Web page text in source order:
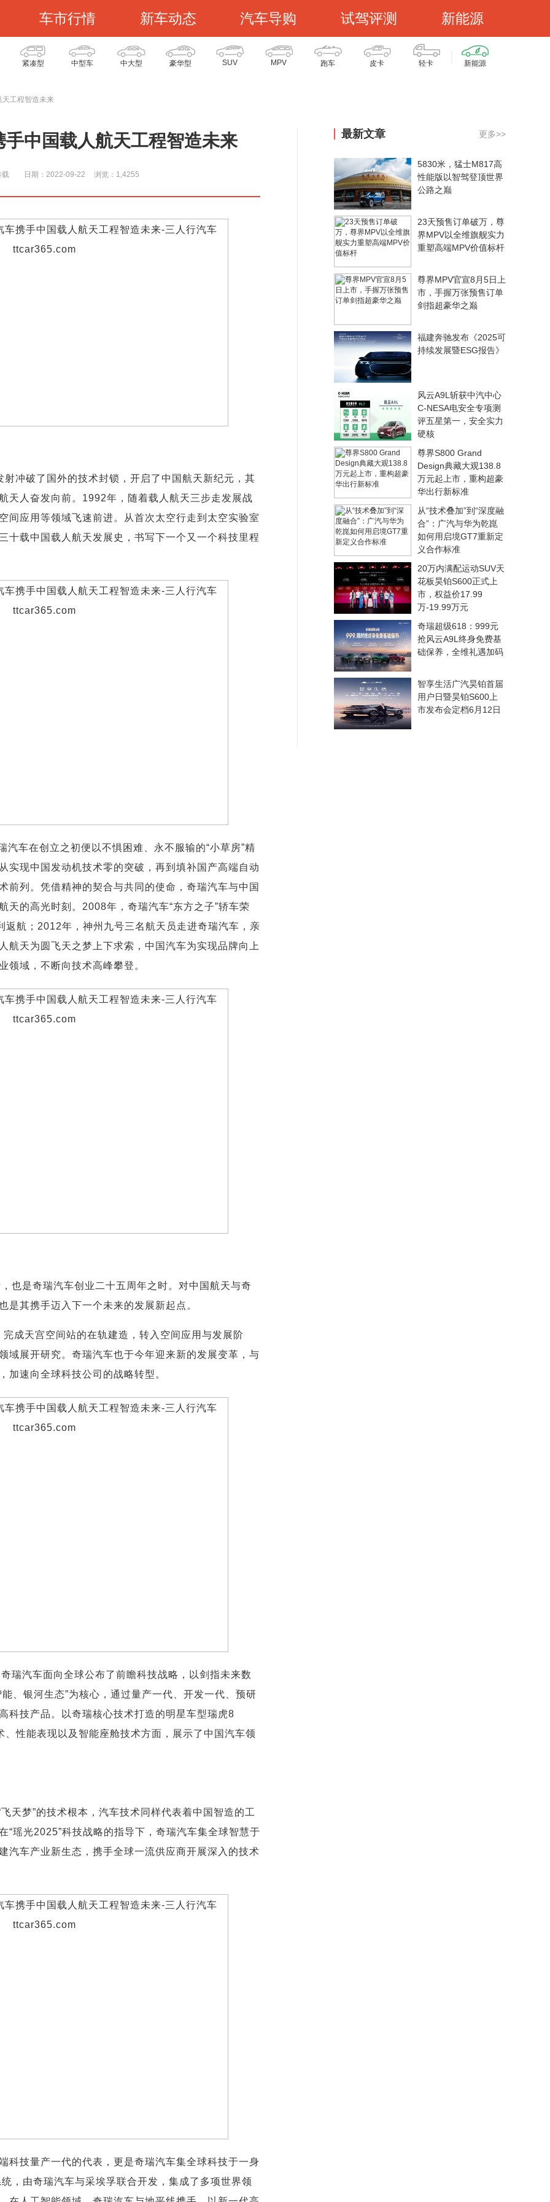
车市行情 新车动态 汽车导购 试驾评测 新能源
紧凑型 中型车 中大型 豪华型 SUV MPV 跑车 皮卡 轻卡 新能源
天工程智造未来
中国载人航天工程智造未来
载 日期：2022-09-22 浏览：1,4255
冲破了国外的技术封锁，开启了中国航天新纪元，其
天人奋发向前。1992年，随着载人航天三步走发展战
间应用等领域飞速前进。从首次太空行走到太空实验室
十载中国载人航天发展史，书写下一个又一个科技里程
车在创立之初便以不惧困难、永不服输的“小草房”精
实现中国发动机技术零的突破，再到填补国产高端自动
前列。凭借精神的契合与共同的使命，奇瑞汽车与中国
天的高光时刻。2008年，奇瑞汽车“东方之子”轿车荣
返航；2012年，神州九号三名航天员走进奇瑞汽车，亲
航天为圆飞天之梦上下求索，中国汽车为实现品牌向上
领域，不断向技术高峰攀登。
也是奇瑞汽车创业二十五周年之时。对中国航天与奇
是其携手迈入下一个未来的发展新起点。
成天宫空间站的在轨建造，转入空间应用与发展阶
域展开研究。奇瑞汽车也于今年迎来新的发展变革，与
加速向全球科技公司的战略转型。
瑞汽车面向全球公布了前瞻科技战略，以剑指未来数
、银河生态”为核心，通过量产一代、开发一代、预研
科技产品。以奇瑞核心技术打造的明星车型瑞虎8
、性能表现以及智能座舱技术方面，展示了中国汽车领
天梦”的技术根本，汽车技术同样代表着中国智造的工
“瑶光2025”科技战略的指导下，奇瑞汽车集全球智慧于
汽车产业新生态，携手全球一流供应商开展深入的技术
科技量产一代的代表，更是奇瑞汽车集全球科技于一身
，由奇瑞汽车与采埃孚联合开发，集成了多项世界领
最新文章 更多>>
5830米，猛士M817高
性能版以智驾登顶世界
公路之巅
23天预售订单破万，尊
界MPV以全维旗舰实力
重塑高端MPV价值标杆
尊界MPV官宣8月5日上
市，手握万张预售订单
剑指超豪华之巅
福建奔驰发布《2025可
持续发展暨ESG报告》
风云A9L斩获中汽中心
C-NESA电安全专项测
评五星第一，安全实力
硬核
尊界S800 Grand
Design典藏大观138.8
万元起上市，重构超豪
华出行新标准
从“技术叠加”到“深度融
合”：广汽与华为乾崑
如何用启境GT7重新定
义合作标准
20万内满配运动SUV天
花板昊铂S600正式上
市，权益价17.99
万-19.99万元
奇瑞超级618：999元
抢风云A9L终身免费基
础保养，全维礼遇加码
智享生活广汽昊铂首届
用户日暨昊铂S600上
市发布会定档6月12日